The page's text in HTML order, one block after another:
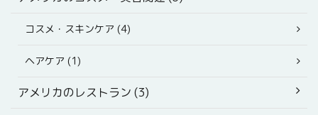
コスメ・スキンケア (4)
ヘアケア (1)
アメリカのレストラン (3)